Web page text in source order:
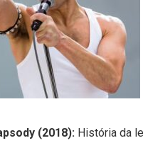
(2018): História da